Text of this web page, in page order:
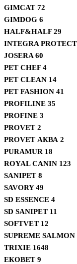
GIMCAT 72
GIMDOG 6
HALF&HALF29
INTEGRA PROTECT
JOSERA 60
PET CHEF4
PET CLEAN 14
PET FASHION 41
PROFILINE 35
PROFINE 3
PROVET 2
PROVET АКВА 2
PURAMUR 18
ROYAL CANIN 123
SANIPET 8
SAVORY49
SD ESSENCE 4
SD SANIPET 11
SOFTVET 12
SUPREME
TRIXIE 1648
ЕКОВЕТ 9